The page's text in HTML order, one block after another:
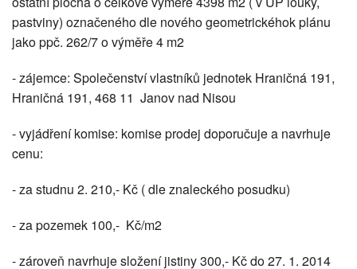
pastviny) označeného dle nového geometrickéhok plánu
jako ppč. 262/7 o výměře 4 m2
- zájemce: Společenství vlastníků jednotek Hraničná 191,
Hraničná 191, 468 11 Janov nad Nisou
- vyjádření komise: komise prodej doporučuje a navrhuje
cenu:
- za studnu 2. 210,- Kč ( dle znaleckého posudku)
- za pozemek 100,- Kč/m2
- zároveň navrhuje složení jistiny 300,- Kč do 27. 1. 2014